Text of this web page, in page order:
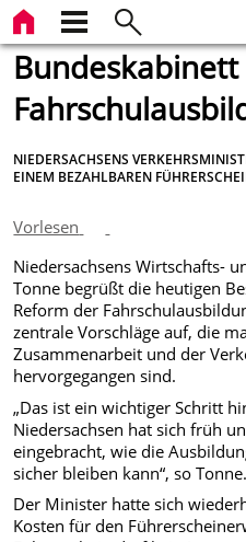
NIEDERSACHSENS
EINEM BEZAHLBAREN
Vorlesen
Niedersachsens Wirtschafts-
Tonne begrüßt die heutigen
Reform der
zentrale Vorschläge auf, die
Zusammenarbeit und der
hervorgegangen sind.
„Das ist ein wichtiger Schritt
Niedersachsen hat sich früh
eingebracht, wie die
sicher bleiben kann“, so Tonne.
Der Minister hatte sich
Kosten für den